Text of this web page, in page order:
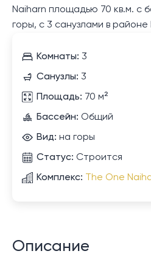
Naiharn площадью 70 кв.м. с
горы, с 3 санузлами в
Комнаты: 3
Санузлы: 3
Площадь: 70 м²
Бассейн: Общий
Вид: на горы
Статус: Строится
Комплекс: The One
Описание